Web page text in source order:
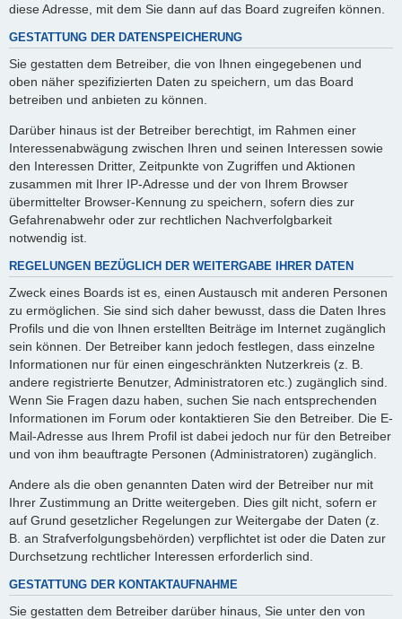
diese Adresse, mit dem Sie dann auf das Board zugreifen können.
GESTATTUNG DER DATENSPEICHERUNG
Sie gestatten dem Betreiber, die von Ihnen eingegebenen und
oben näher spezifizierten Daten zu speichern, um das Board
betreiben und anbieten zu können.
Darüber hinaus ist der Betreiber berechtigt, im Rahmen einer
Interessenabwägung zwischen Ihren und seinen Interessen sowie
den Interessen Dritter, Zeitpunkte von Zugriffen und Aktionen
zusammen mit Ihrer IP-Adresse und der von Ihrem Browser
übermittelter Browser-Kennung zu speichern, sofern dies zur
Gefahrenabwehr oder zur rechtlichen Nachverfolgbarkeit
notwendig ist.
REGELUNGEN BEZÜGLICH DER WEITERGABE IHRER DATEN
Zweck eines Boards ist es, einen Austausch mit anderen Personen
zu ermöglichen. Sie sind sich daher bewusst, dass die Daten Ihres
Profils und die von Ihnen erstellten Beiträge im Internet zugänglich
sein können. Der Betreiber kann jedoch festlegen, dass einzelne
Informationen nur für einen eingeschränkten Nutzerkreis (z. B.
andere registrierte Benutzer, Administratoren etc.) zugänglich sind.
Wenn Sie Fragen dazu haben, suchen Sie nach entsprechenden
Informationen im Forum oder kontaktieren Sie den Betreiber. Die E-
Mail-Adresse aus Ihrem Profil ist dabei jedoch nur für den Betreiber
und von ihm beauftragte Personen (Administratoren) zugänglich.
Andere als die oben genannten Daten wird der Betreiber nur mit
Ihrer Zustimmung an Dritte weitergeben. Dies gilt nicht, sofern er
auf Grund gesetzlicher Regelungen zur Weitergabe der Daten (z.
B. an Strafverfolgungsbehörden) verpflichtet ist oder die Daten zur
Durchsetzung rechtlicher Interessen erforderlich sind.
GESTATTUNG DER KONTAKTAUFNAHME
Sie gestatten dem Betreiber darüber hinaus, Sie unter den von